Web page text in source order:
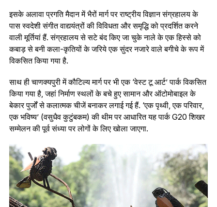
इसके अलावा प्रगति मैदान में भैरों मार्ग पर राष्ट्रीय विज्ञान संग्रहालय के
पास स्वदेशी संगीत वाद्ययंत्रों की विविधता और समृद्धि को प्रदर्शित करने
वाली मूर्तियां हैं. संग्रहालय से सटे बंद किए जा चुके नाले के एक हिस्से को
कबाड़ से बनी कला-कृतियों के जरिये एक सुंदर नजारे वाले बगीचे के रूप में
विकसित किया गया है.
साथ ही चाणक्यपुरी में कौटिल्य मार्ग पर भी एक ‘वेस्ट टू आर्ट’ पार्क विकसित
किया गया है, जहां निर्माण स्थलों के बचे हुए सामान और ऑटोमोबाइल के
बेकार पुर्जों से कलात्‍मक चीजें बनाकर लगाई गई हैं. ‘एक पृथ्वी, एक परिवार,
एक भविष्य’ (वसुधैव कुटुंबकम) की थीम पर आधारित यह पार्क G20 शिखर
सम्मेलन की पूर्व संध्या पर लोगों के लिए खोला जाएगा.